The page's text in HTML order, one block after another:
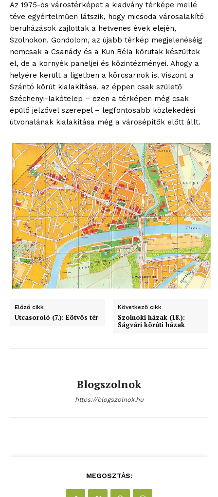
blogSZOLNOK
szubjektív élményportál
Az 1975-ös várostérképet a kiadvány térképe mellé
téve egyértelműen látszik, hogy micsoda városalakító
beruházások zajlottak a hetvenes évek elején,
Szolnokon. Gondolom, az újabb térkép megjelenéséig
nemcsak a Csanády és a Kun Béla körutak készültek
el, de a környék paneljei és közintézményei. Ahogy a
helyére került a ligetben a körcsarnok is. Viszont a
Szántó körút kialakítása, az éppen csak születő
Széchenyi-lakótelep – ezen a térképen még csak
épülő jelzővel szerepel – legfontosabb közlekedési
útvonalának kialakítása még a városépítők előtt állt.
Előző cikk
Utcasoroló (7.): Eötvös tér
Következő cikk
Szolnoki házak (18.):
Ságvári körúti házak
Blogszolnok
https://blogszolnok.hu
MEGOSZTÁS: